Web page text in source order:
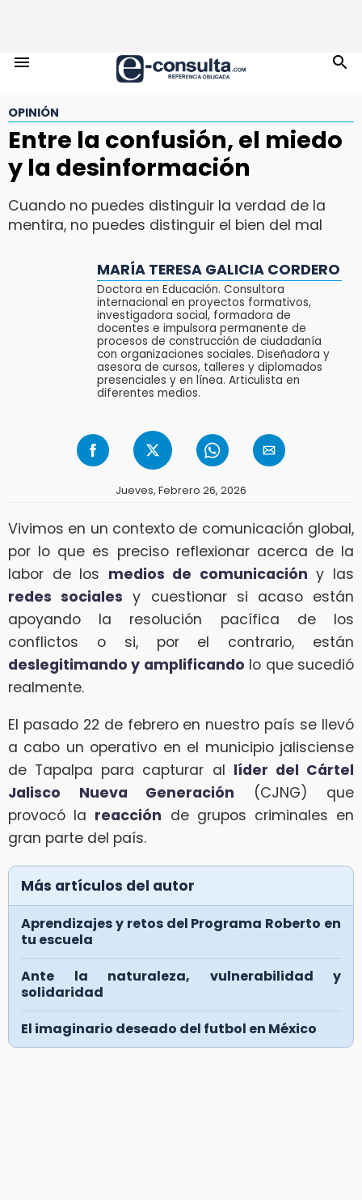
OPINIÓN
Entre la confusión, el miedo
y la desinformación
Cuando no puedes distinguir la verdad de la
mentira, no puedes distinguir el bien del mal
MARÍA TERESA GALICIA CORDERO
Doctora en Educación. Consultora
internacional en proyectos formativos,
investigadora social, formadora de
docentes e impulsora permanente de
procesos de construcción de ciudadanía
con organizaciones sociales. Diseñadora y
asesora de cursos, talleres y diplomados
presenciales y en línea. Articulista en
diferentes medios.
Jueves, Febrero 26, 2026
Vivimos en un contexto de comunicación global,
por lo que es preciso reflexionar acerca de la
labor de los medios de comunicación y las
redes sociales y cuestionar si acaso están
apoyando la resolución pacífica de los
conflictos o si, por el contrario, están
deslegitimando y amplificando lo que sucedió
realmente.
El pasado 22 de febrero en nuestro país se llevó
a cabo un operativo en el municipio jalisciense
de Tapalpa para capturar al líder del Cártel
Jalisco Nueva Generación (CJNG) que
provocó la reacción de grupos criminales en
gran parte del país.
Más artículos del autor
Aprendizajes y retos del Programa Roberto en
tu escuela
Ante la naturaleza, vulnerabilidad y
solidaridad
El imaginario deseado del futbol en México